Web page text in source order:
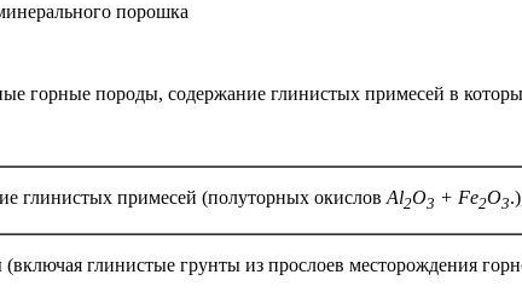
порошка
горные породы, содержание глинистых примесей в
глинистых примесей (полуторных окислов Аl2O3 + Fe2O3
(включая глинистые грунты из прослоев месторождения